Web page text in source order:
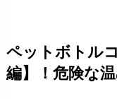
ペットボトル
編】！危険な